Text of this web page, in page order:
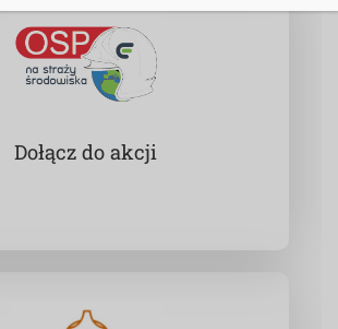
Dołącz do akcji